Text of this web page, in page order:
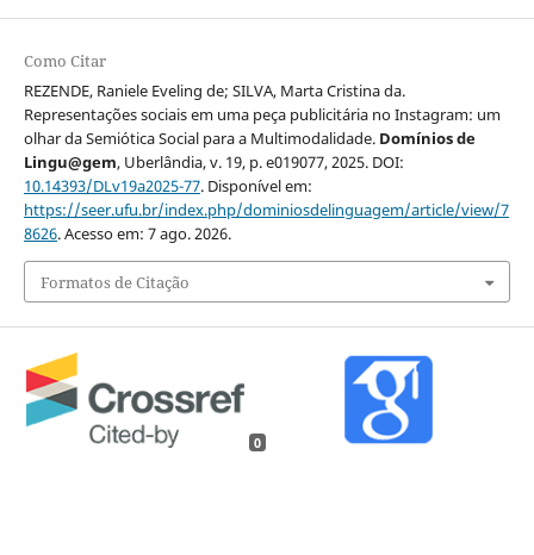
Como Citar
REZENDE, Raniele Eveling de; SILVA, Marta Cristina da.
Representações sociais em uma peça publicitária no Instagram: um
olhar da Semiótica Social para a Multimodalidade. Domínios de
Lingu@gem, Uberlândia, v. 19, p. e019077, 2025. DOI:
10.14393/DLv19a2025-77. Disponível em:
https://seer.ufu.br/index.php/dominiosdelinguagem/article/view/7
8626. Acesso em: 7 ago. 2026.
Formatos de Citação
0